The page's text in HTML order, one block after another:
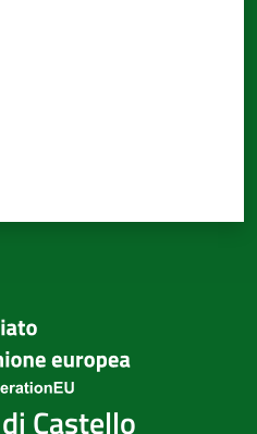
Castello